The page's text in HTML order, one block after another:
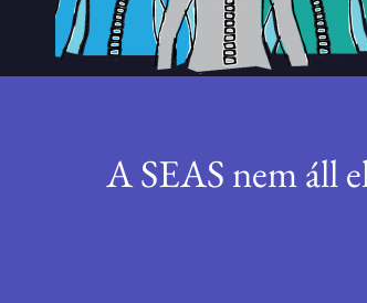
A SEAS nem áll